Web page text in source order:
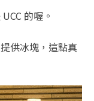
的喔。
供冰塊，這點真